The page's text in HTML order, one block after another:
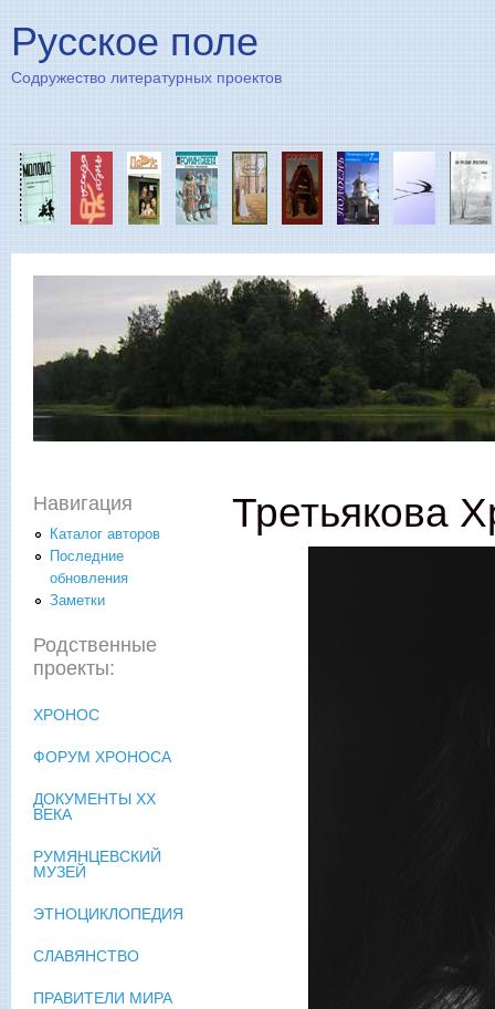
Русское поле
Содружество литературных проектов
Третьякова
Навигация
Каталог авторов
Последние
обновления
Заметки
Родственные
проекты:
ХРОНОС
ФОРУМ ХРОНОСА
ДОКУМЕНТЫ XX
ВЕКА
РУМЯНЦЕВСКИЙ
МУЗЕЙ
ЭТНОЦИКЛОПЕДИЯ
СЛАВЯНСТВО
ПРАВИТЕЛИ МИРА